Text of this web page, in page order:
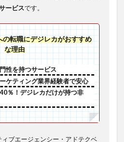
ービスです。
転職にデジレカがおすすめ
な理由
性を持つサービス
ケティング業界経験者で安心
％！デジレカだけが持つ非
ブエージェンシー・アドテクベ